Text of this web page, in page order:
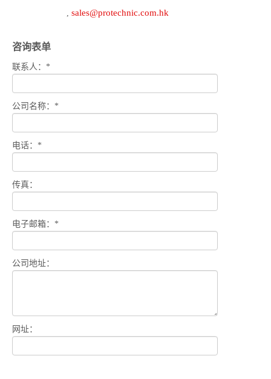
, sales@protechnic.com.hk
咨询表单
联系人：*
公司名称：*
电话：*
传真：
电子邮箱：*
公司地址：
网址：